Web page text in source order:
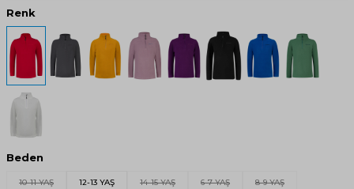
Renk
Beden
10-11 YAŞ 12-13 YAŞ 14-15 YAŞ 6-7 YAŞ 8-9 YAŞ